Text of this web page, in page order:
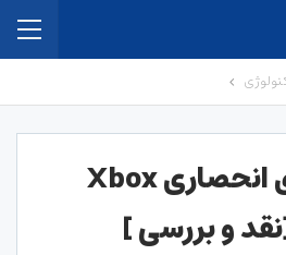
معرفی ۱۷ بازی انحصاری Xbox
و بررسی ]